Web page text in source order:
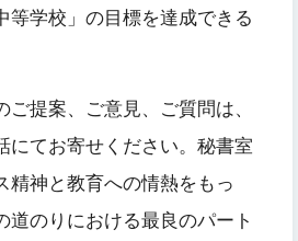
等学校」の目標を達成できる
提案、ご意見、ご質問は、
にてお寄せください。秘書室
精神と教育への情熱をもっ
道のりにおける最良のパート